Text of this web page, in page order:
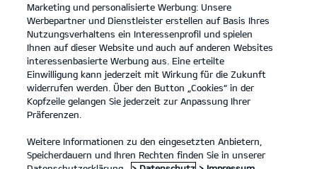
Marketing und personalisierte Werbung: Unsere
Werbepartner und Dienstleister erstellen auf Basis Ihres
Nutzungsverhaltens ein Interessenprofil und spielen
Ihnen auf dieser Website und auch auf anderen Websites
interessenbasierte Werbung aus. Eine erteilte
Einwilligung kann jederzeit mit Wirkung für die Zukunft
widerrufen werden. Über den Button „Cookies“ in der
Kopfzeile gelangen Sie jederzeit zur Anpassung Ihrer
Präferenzen.
Weitere Informationen zu den eingesetzten Anbietern,
Speicherdauern und Ihren Rechten finden Sie in unserer